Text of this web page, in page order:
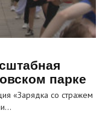
парке
«Зарядка со стражем